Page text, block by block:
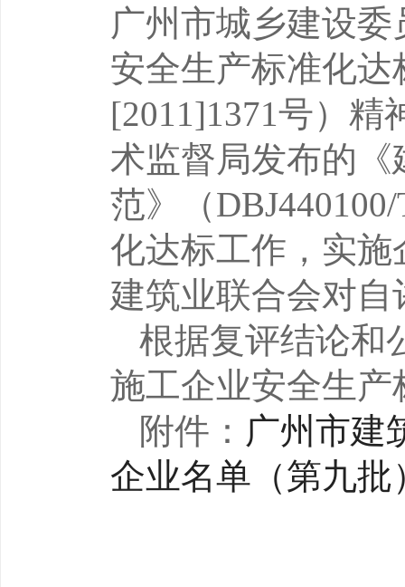
广州市城乡建设
安全生产标准化
[2011]1371号）精
术监督局发布的
范》（
化达标工作，实
建筑业联合会对
根据复评结论和
施工企业安全生
附件： 广州市建
企业名单（第九批